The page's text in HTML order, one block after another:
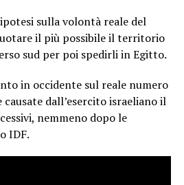
sulla volontà reale del
il più possibile il territorio
sud per poi spedirli in Egitto.
in occidente sul reale numero
dall’esercito israeliano il
nemmeno dopo le
IDF.